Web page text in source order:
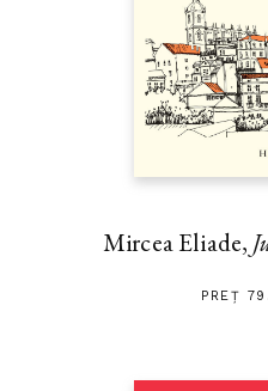
Mircea Eliade,
PREȚ